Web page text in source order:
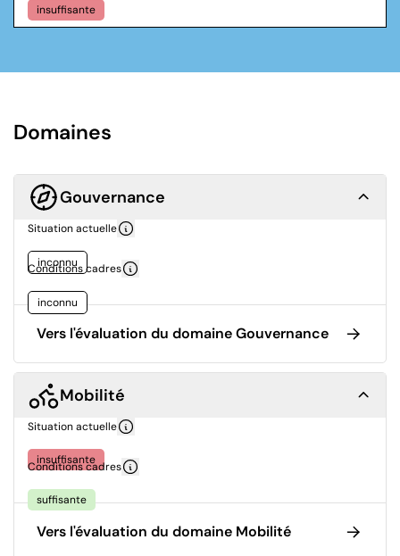
insuffisante
Domaines
Gouvernance
Situation actuelle
inconnu
Conditions cadres
inconnu
Vers l'évaluation du domaine Gouvernance
Mobilité
Situation actuelle
insuffisante
Conditions cadres
suffisante
Vers l'évaluation du domaine Mobilité